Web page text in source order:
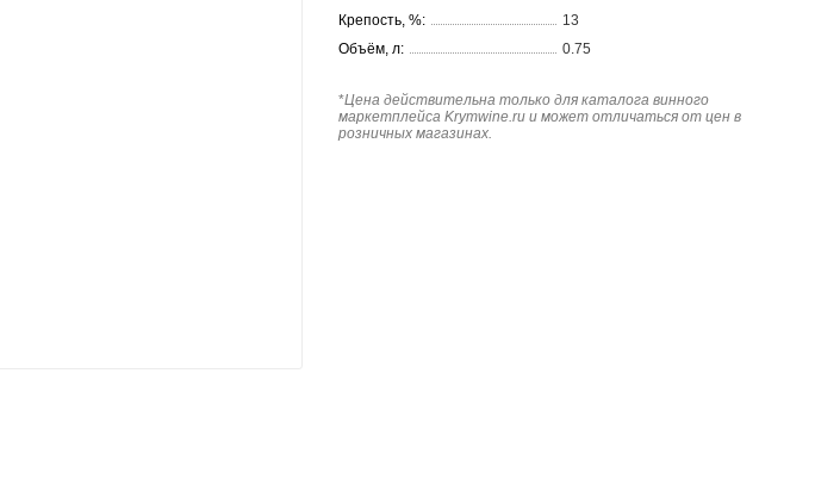
Крепость, %:
13
Объём, л:
0.75
*Цена действительна только для каталога винного
маркетплейса Krymwine.ru и может отличаться от цен в
розничных магазинах.